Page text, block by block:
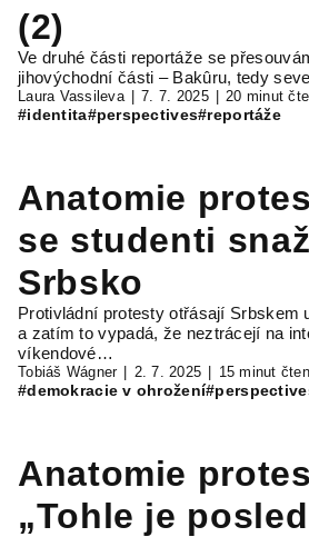
(2)
Ve druhé části reportáže se
jihovýchodní části – Bakûru, tedy
Laura Vassileva 7. 7. 2025 20 minut
#identita#perspectives#reportáže
Anatomie
se studenti
Srbsko
Protivládní protesty otřásají Srbskem
a zatím to vypadá, že neztrácejí na
víkendové…
Tobiáš Wágner 2. 7. 2025 15 minut
#demokracie v ohrožení
Anatomie
„Tohle je